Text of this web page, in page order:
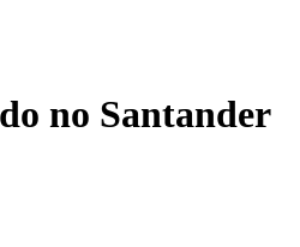
no Santander